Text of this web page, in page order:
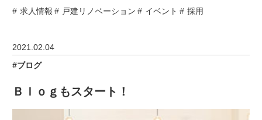
求人情報
戸建リノベーション イベント 採用
2021.02.04
ブログ
Ｂｌｏｇもスタート！